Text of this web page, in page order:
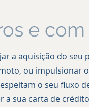
e
a aquisição do
ou impulsionar
o seu fluxo
sua carta de